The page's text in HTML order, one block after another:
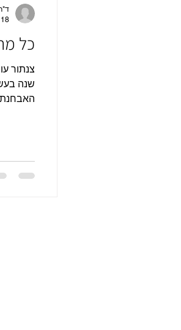
כל
צנתור
שנה
18 באפר׳ 2022